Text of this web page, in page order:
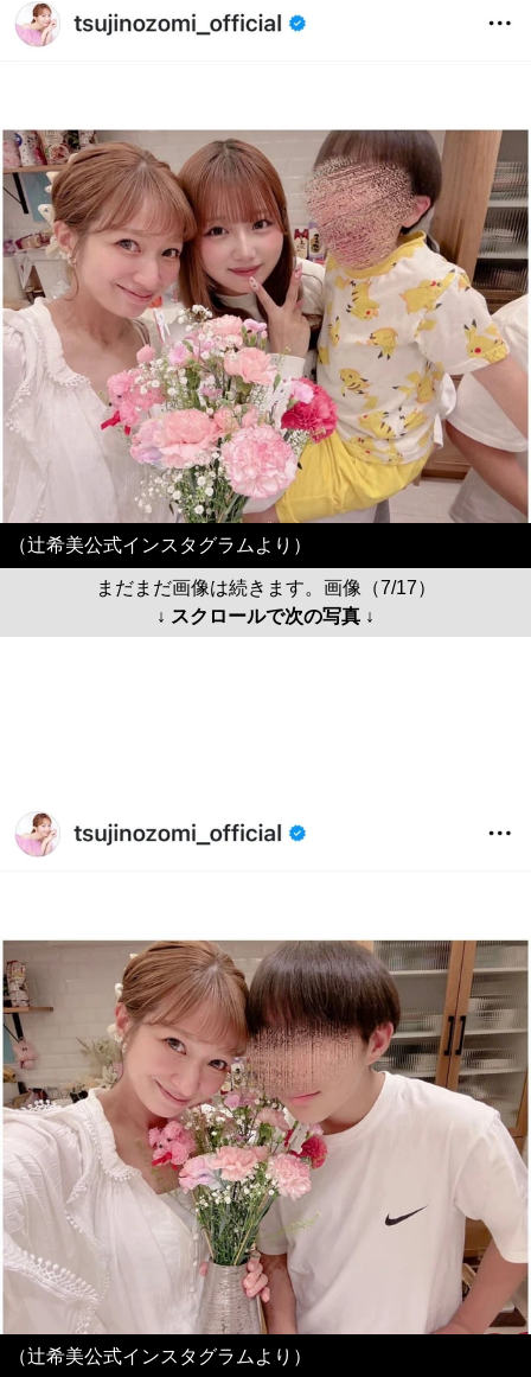
（辻希美公式インスタグラムより）
まだまだ画像は続きます。画像（7/17）
↓ スクロールで次の写真 ↓
（辻希美公式インスタグラムより）